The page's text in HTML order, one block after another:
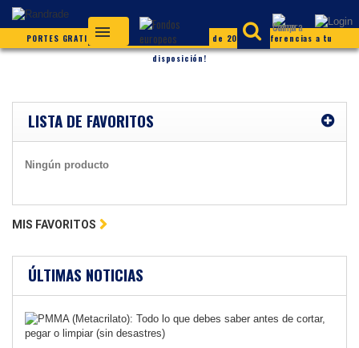
PORTES GRATIS (según condiciones) ¡Más de 20.000 referencias a tu
disposición!
LISTA DE FAVORITOS
Ningún producto
MIS FAVORITOS
ÚLTIMAS NOTICIAS